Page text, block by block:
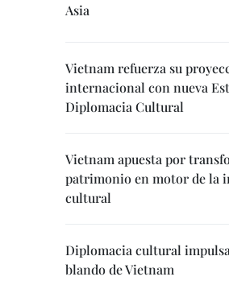
Asia
Vietnam refuerza su
internacional con nueva
Diplomacia Cultural
Vietnam apuesta por
patrimonio en motor de la
cultural
Diplomacia cultural
blando de Vietnam